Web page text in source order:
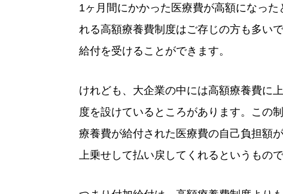
1ヶ月間にかかった医療費が高額になっ
れる高額療養費制度はご存じの方も多い
給付を受けることができます。
けれども、大企業の中には高額療養費に
度を設けているところがあります。この
療養費が給付された医療費の自己負担額
上乗せして払い戻してくれるというもので